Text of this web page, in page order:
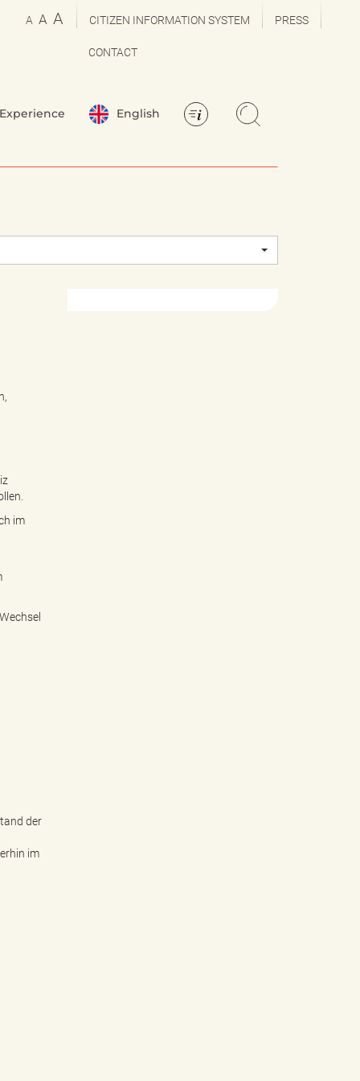
A A A CITIZEN INFORMATION SYSTEM PRESS
CONTACT
English
im
der
im